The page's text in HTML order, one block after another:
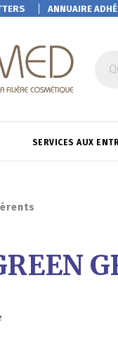
ANNUAIRE
SERVICES AUX